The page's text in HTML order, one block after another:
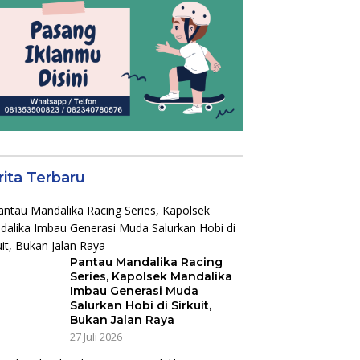
Terbaru
Pantau Mandalika Racing
Series, Kapolsek Mandalika
Imbau Generasi Muda
Salurkan Hobi di Sirkuit,
Bukan Jalan Raya
27 Juli 2026